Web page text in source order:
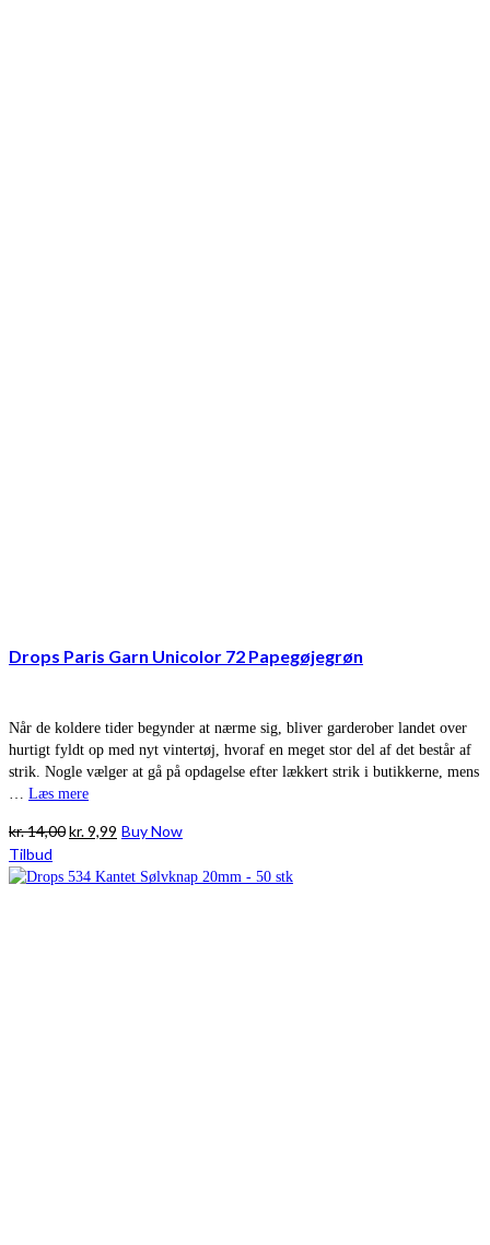
Drops Paris Garn Unicolor 72 Papegøjegrøn
Når de koldere tider begynder at nærme sig, bliver garderober landet over
hurtigt fyldt op med nyt vintertøj, hvoraf en meget stor del af det består af
strik. Nogle vælger at gå på opdagelse efter lækkert strik i butikkerne, mens
… Læs mere
kr.14,00Den
pris
kr.9,99 Den
pris
Buy Now
Tilbud